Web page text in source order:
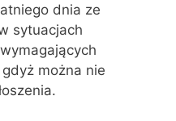
dnia ze
sytuacjach
można nie